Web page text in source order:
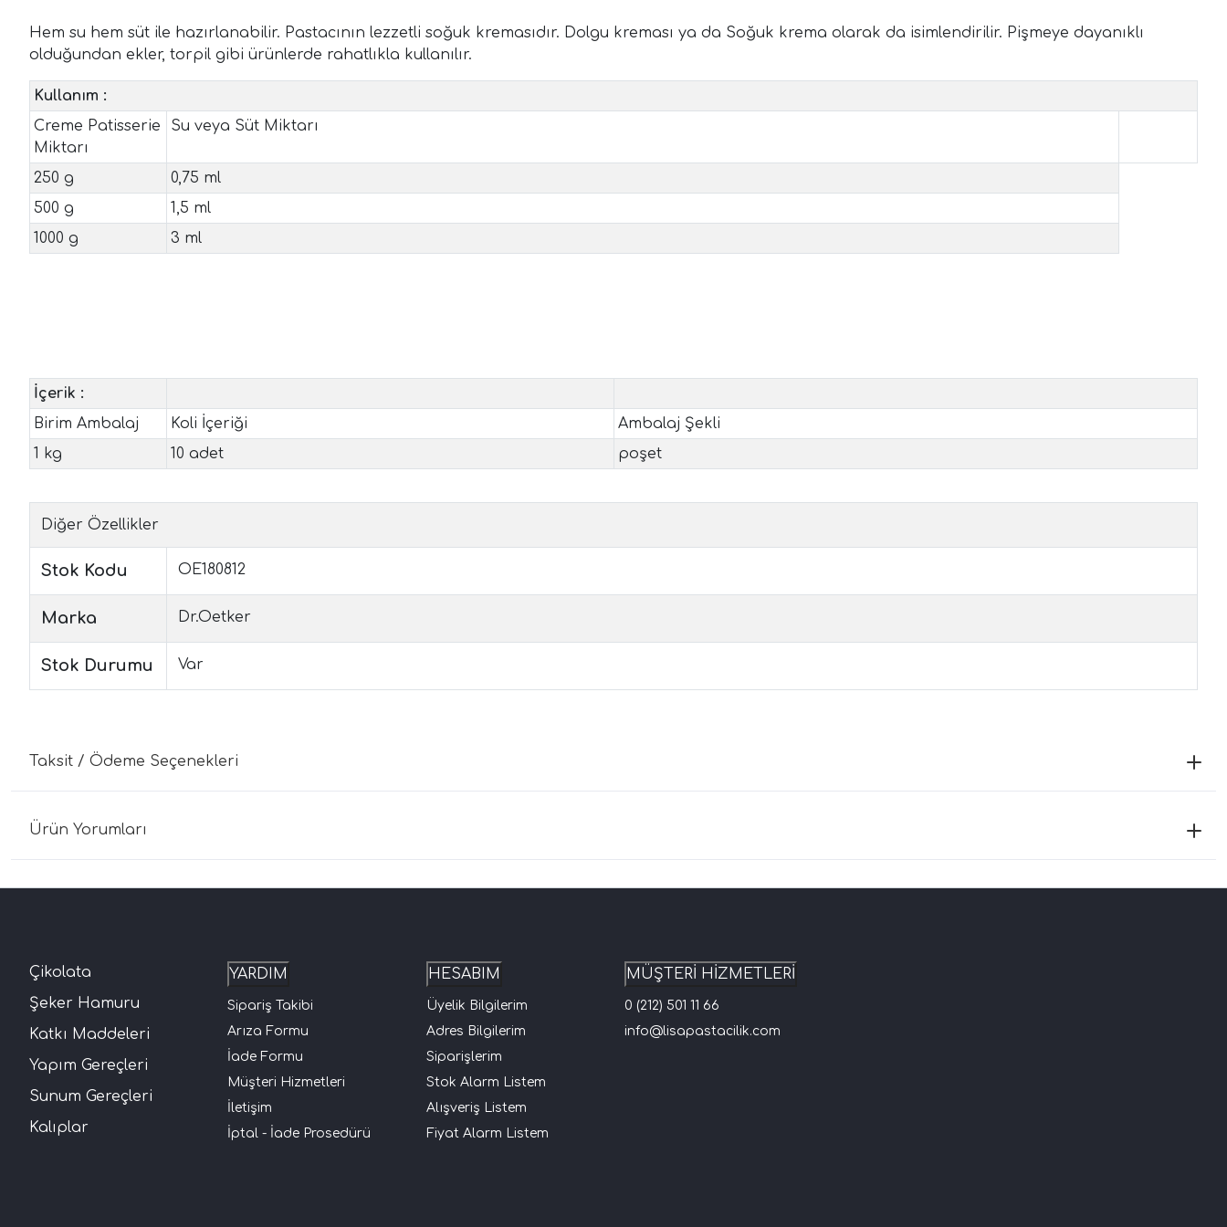
Hem su hem süt ile hazırlanabilir. Pastacının lezzetli soğuk kremasıdır. Dolgu kreması ya da Soğuk krema olarak da isimlendirilir. Pişmeye dayanıklı
olduğundan ekler, torpil gibi ürünlerde rahatlıkla kullanılır.
Kullanım :
Creme Patisserie
Miktarı
Su veya Süt Miktarı
250 g
0,75 ml
500 g
1,5 ml
1000 g
3 ml
İçerik :
Birim Ambalaj
Koli İçeriği
Ambalaj Şekli
1 kg
10 adet poşet
Diğer Özellikler
Stok Kodu OE180812
Marka Dr.Oetker
Stok Durumu Var
Taksit / Ödeme Seçenekleri
Ürün Yorumları
Çikolata
Şeker Hamuru
Katkı Maddeleri
Yapım Gereçleri
Sunum Gereçleri
Kalıplar
YARDIM
Sipariş Takibi
Arıza Formu
İade Formu
Müşteri Hizmetleri
İletişim
İptal - İade Prosedürü
HESABIM
Üyelik Bilgilerim
Adres Bilgilerim
Siparişlerim
Stok Alarm Listem
Alışveriş Listem
Fiyat Alarm Listem
MÜŞTERİ HİZMETLERİ
0 (212) 501 11 66
info@lisapastacilik.com